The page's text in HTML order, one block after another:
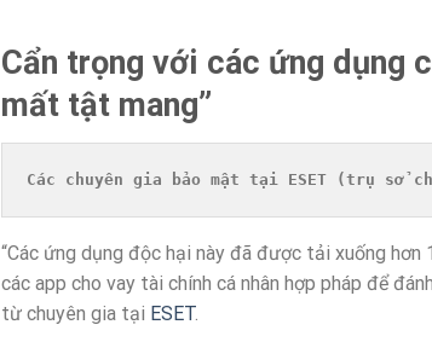
Cẩn trọng với các ứng dụng
mất tật mang”
Các chuyên gia bảo mật tại ESET (trụ sở
“Các ứng dụng độc hại này đã được tải xuống
các app cho vay tài chính cá nhân hợp pháp để
từ chuyên gia tại ESET.